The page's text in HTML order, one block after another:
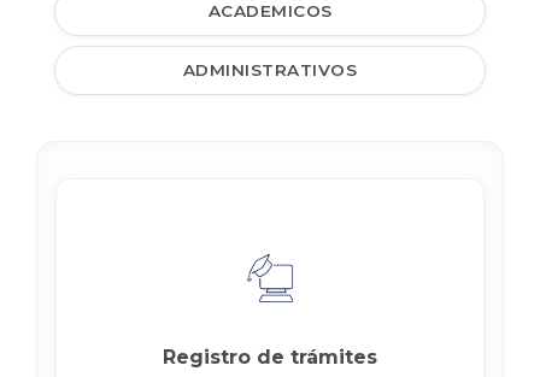
ACADEMICOS
ADMINISTRATIVOS
Registro de trámites